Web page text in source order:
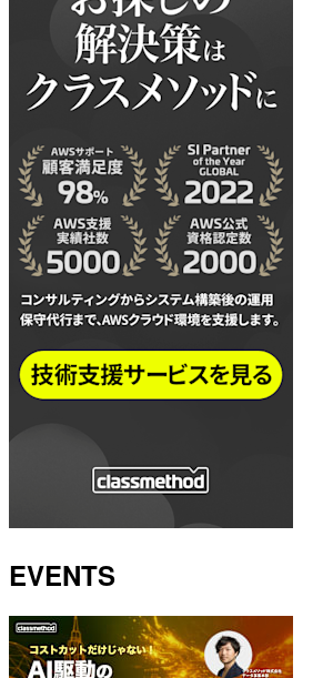
EVENTS